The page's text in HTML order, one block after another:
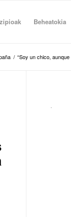
Beheatokia
/ “Soy un chico,
.